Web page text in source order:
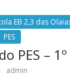
EB 2,3 das
PES
PES –
admin